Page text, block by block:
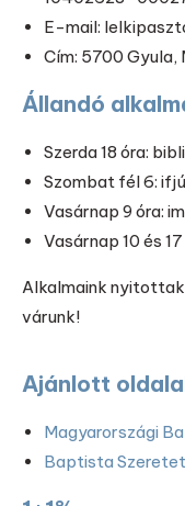
E-mail:
Cím: 5700 Gyula,
Állandó
Szerda 18 óra:
Szombat fél 6:
Vasárnap 9 óra:
Vasárnap 10 és
Alkalmaink
várunk!
Ajánlott
Magyarországi
Baptista